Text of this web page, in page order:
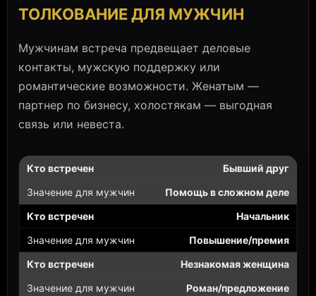
ТОЛКОВАНИЕ ДЛЯ МУЖЧИН
Мужчинам встреча предвещает деловые
контакты, мужскую поддержку или
романтические возможности. Женатым —
партнер по бизнесу, холостякам — выгодная
связь или невеста.
Бывший друг
Помощь в сложном деле
Начальник
Повышение/премия
Незнакомая женщина
Роман/предложение